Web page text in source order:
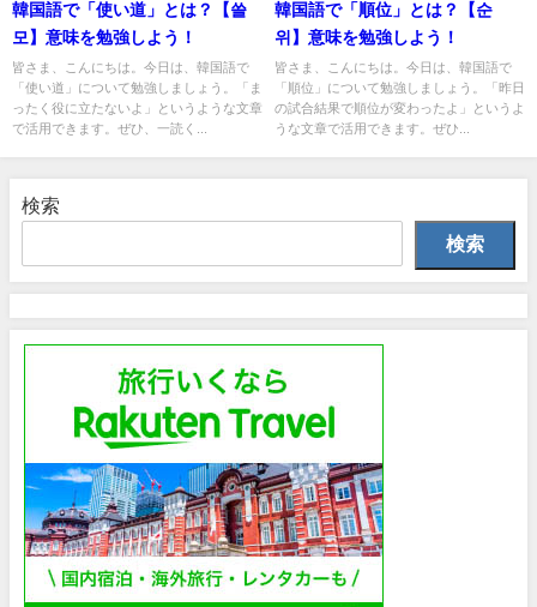
韓国語で「使い道」とは？【쓸
모】意味を勉強しよう！
皆さま、こんにちは。今日は、韓国語で
「使い道」について勉強しましょう。「ま
ったく役に立たないよ」というような文章
で活用できます。ぜひ、一読く...
韓国語で「順位」とは？【순
위】意味を勉強しよう！
皆さま、こんにちは。今日は、韓国語で
「順位」について勉強しましょう。「昨日
の試合結果で順位が変わったよ」というよ
うな文章で活用できます。ぜひ...
検索
検索